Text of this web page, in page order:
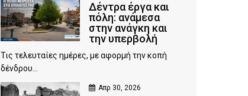
Δέντρα έργα και
πόλη: ανάμεσα
στην ανάγκη και
την υπερβολή
Τις τελευταίες ημέρες, με αφορμή την κοπή
δένδρου...
Απρ 30, 2026